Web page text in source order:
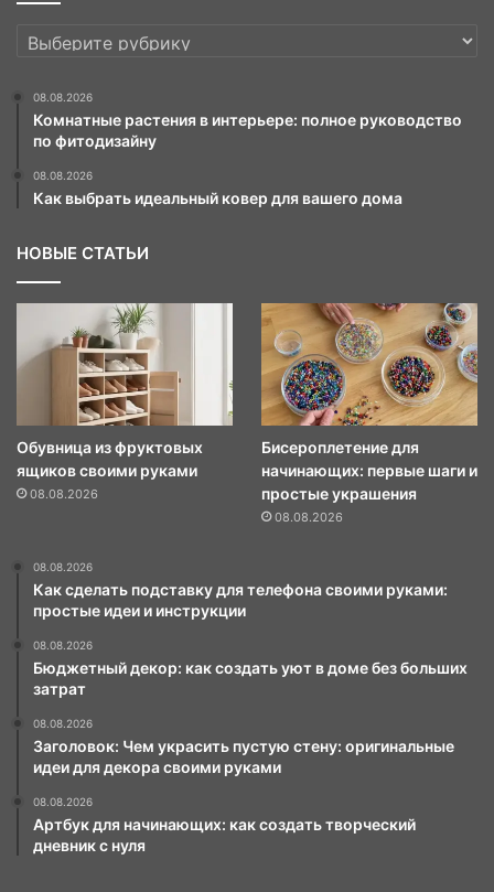
РУБРИКИ
08.08.2026
Комнатные растения в интерьере: полное руководство
по фитодизайну
08.08.2026
Как выбрать идеальный ковер для вашего дома
НОВЫЕ СТАТЬИ
Обувница из фруктовых
ящиков своими руками
08.08.2026
Бисероплетение для
начинающих: первые шаги и
простые украшения
08.08.2026
08.08.2026
Как сделать подставку для телефона своими руками:
простые идеи и инструкции
08.08.2026
Бюджетный декор: как создать уют в доме без больших
затрат
08.08.2026
Заголовок: Чем украсить пустую стену: оригинальные
идеи для декора своими руками
08.08.2026
Артбук для начинающих: как создать творческий
дневник с нуля